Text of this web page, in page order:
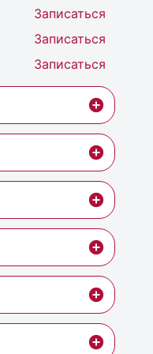
Записаться
Записаться
Записаться